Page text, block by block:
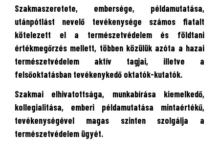
Szakmaszeretete, embersége, példamutatása,
utánpótlást nevelő tevékenysége számos fiatalt
kötelezett el a természetvédelem és földtani
értékmegőrzés mellett, többen közülük azóta a hazai
természetvédelem aktív tagjai, illetve a
felsőoktatásban tevékenykedő oktatók-kutatók.
Szakmai elhivatottsága, munkabírása kiemelkedő,
kollegialitása, emberi példamutatása mintaértékű,
tevékenységével magas szinten szolgálja a
természetvédelem ügyét.